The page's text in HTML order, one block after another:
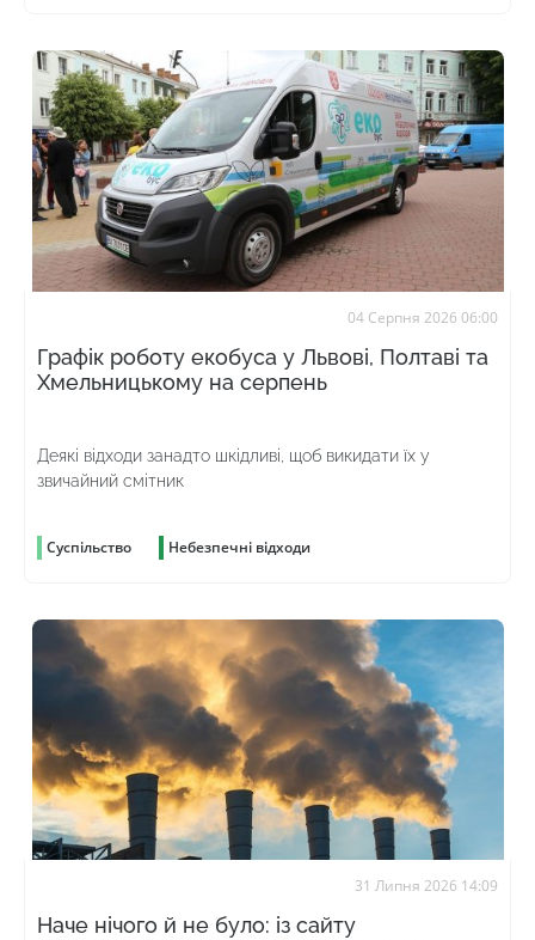
04 Серпня 2026 06:00
Графік роботу екобуса у Львові, Полтаві та
Хмельницькому на серпень
Деякі відходи занадто шкідливі, щоб викидати їх у
звичайний смітник
Суспільство Небезпечні відходи
31 Липня 2026 14:09
Наче нічого й не було: із сайту